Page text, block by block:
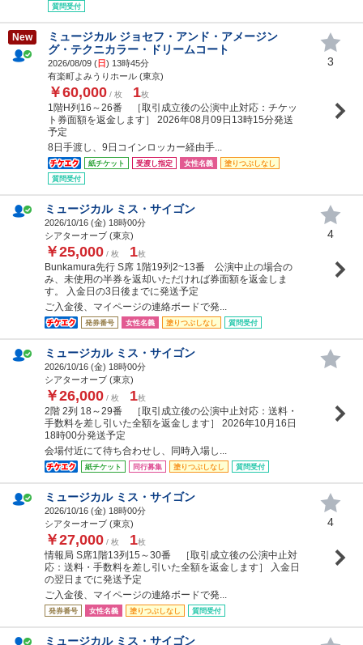
質問受付
New
ミュージカル ジョセフ・アンド・アメージン
グ・テクニカラー・ドリームコート
2026/08/09 (日) 13時45分
有楽町よみうりホール (東京)
￥60,000 / 枚 1枚
1階H列16～26番 ［取引成立後の公演中止対応：チケッ
ト券面額を返金します］ 2026年08月09日13時15分発送
予定
8日手渡し、9日コインロッカー経由手...
紙チケット 受渡し指定 女性名義
塗りつぶしなし
質問受付
3
ミュージカル ミス・サイゴン
2026/10/16 (金) 18時00分
シアターオーブ (東京)
￥25,000 / 枚 1枚
Bunkamura先行 S席 1階19列2~13番 公演中止の場合の
み、未使用の半券を返却いただければ券面額を返金しま
す。 入金日の3日後までに発送予定
ご入金後、マイページの連絡ボードで発...
発券番号 女性名義 塗りつぶしなし 質問受付
4
ミュージカル ミス・サイゴン
2026/10/16 (金) 18時00分
シアターオーブ (東京)
￥26,000 / 枚 1枚
2階 2列 18～29番 ［取引成立後の公演中止対応：送料・
手数料を差し引いた全額を返金します］ 2026年10月16日
18時00分発送予定
会場付近にて待ち合わせし、同時入場し...
紙チケット 同行募集 塗りつぶしなし 質問受付
ミュージカル ミス・サイゴン
2026/10/16 (金) 18時00分
シアターオーブ (東京)
￥27,000 / 枚 1枚
情報局 S席1階13列15～30番 ［取引成立後の公演中止対
応：送料・手数料を差し引いた全額を返金します］ 入金日
の翌日までに発送予定
ご入金後、マイページの連絡ボードで発...
発券番号 女性名義 塗りつぶしなし 質問受付
4
ミュージカル ミス・サイゴン